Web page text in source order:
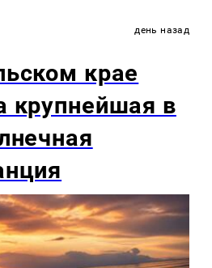
день назад
крае
крупнейшая в